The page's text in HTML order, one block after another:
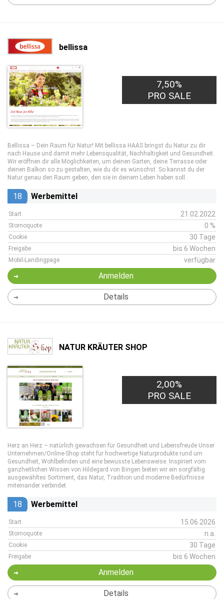
bellissa
7,50%
PRO SALE
Bellissa – Dein Raum für Natur! Mit bellissa HAAS bringst du Natur zu dir
nach Hause und damit mehr Lebensqualität, Nachhaltigkeit und Gesundheit.
Wir eröffnen dir alle Möglichkeiten, um deinen Garten, deine Terrasse oder
deinen Balkon so zu gestalten, wie du dir es wünschst. So kannst du der
Natur genau den Raum geben, den sie in deinem Leben haben soll.
18 Werbemittel
Start 21.02.2022
Stornoquote 0 %
Cookie 30 Tage
Freigabe bis 6 Wochen
Mobil-Landingpage verfügbar
Anmelden
Details
NATUR KRÄUTER SHOP
2,00%
PRO SALE
Herz an Herz – natürlich gewachsen für Gesundheit und Lebensfreude Unser
Unternehmen/Online-Shop steht für hochwertige Naturprodukte rund um
Gesundheit, Wohlbefinden und eine bewusste Lebensweise. Inspiriert vom
ganzheitlichen Wissen von Hildegard von Bingen bieten wir ein sorgfältig
ausgewähltes Sortiment, das Natur, Tradition und moderne Bedürfnisse
miteinander verbindet.
18 Werbemittel
Start 15.06.2026
Stornoquote n.a.
Cookie 30 Tage
Freigabe bis 6 Wochen
Anmelden
Details